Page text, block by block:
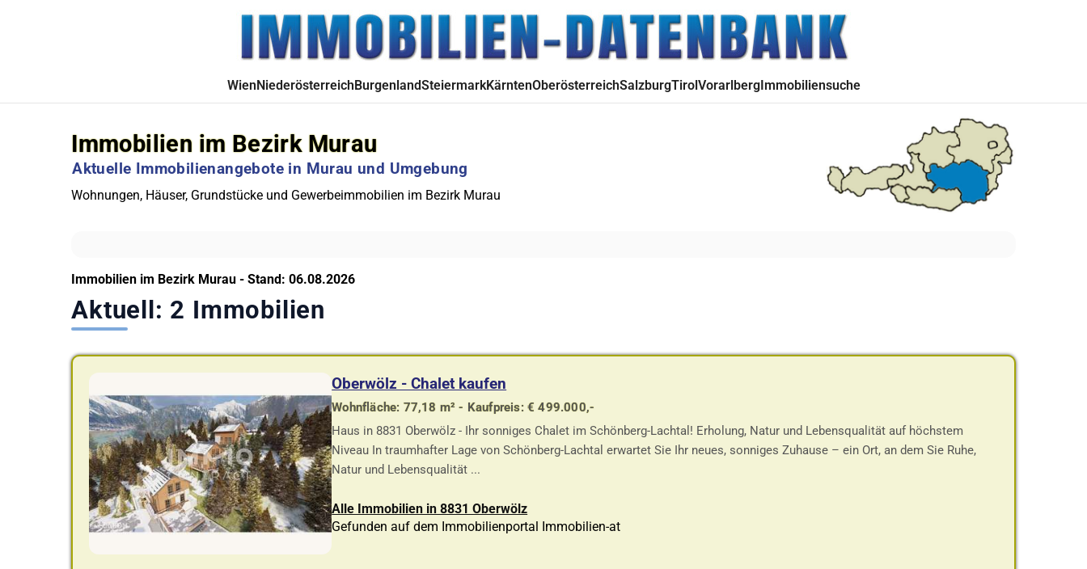
WienNiederösterreichBurgenlandSteiermarkKärntenOberösterreichSalzburgTirolVorarlbergImmobiliensuche
Immobilien im Bezirk Murau
Aktuelle Immobilienangebote in Murau und Umgebung
Wohnungen, Häuser, Grundstücke und Gewerbeimmobilien im Bezirk Murau
Immobilien im Bezirk Murau - Stand: 06.08.2026
Aktuell: 2 Immobilien
Oberwölz - Chalet kaufen
Wohnfläche: 77,18 m² - Kaufpreis: € 499.000,-
Haus in 8831 Oberwölz - Ihr sonniges Chalet im Schönberg-Lachtal! Erholung, Natur und Lebensqualität auf höchstem
Niveau In traumhafter Lage von Schönberg-Lachtal erwartet Sie Ihr neues, sonniges Zuhause – ein Ort, an dem Sie Ruhe,
Natur und Lebensqualität ...
Alle Immobilien in 8831 Oberwölz
Gefunden auf dem Immobilienportal Immobilien-at